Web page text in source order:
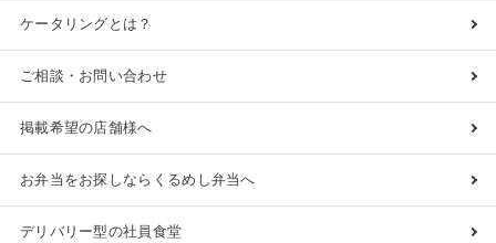
ケータリングとは？
ご相談・お問い合わせ
掲載希望の店舗様へ
お弁当をお探しならくるめし弁当へ
デリバリー型の社員食堂